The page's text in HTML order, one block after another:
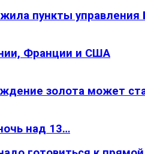
пункты
Франции и США
золота может
над 13…